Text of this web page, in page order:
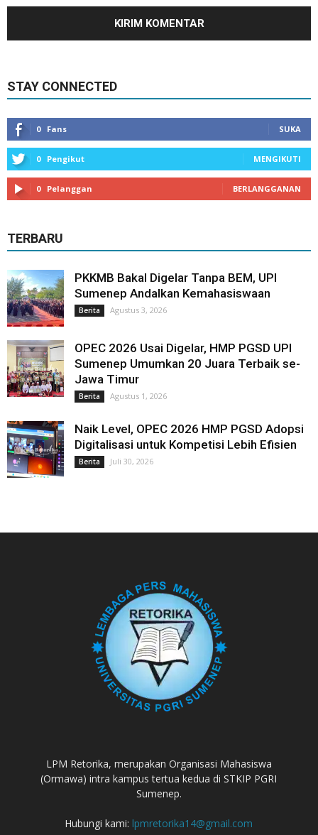
STAY CONNECTED
0 Fans SUKA
0 Pengikut MENGIKUTI
0 Pelanggan BERLANGGANAN
TERBARU
PKKMB Bakal Digelar Tanpa BEM, UPI
Sumenep Andalkan Kemahasiswaan
Berita Agustus 3, 2026
OPEC 2026 Usai Digelar, HMP PGSD UPI
Sumenep Umumkan 20 Juara Terbaik se-
Jawa Timur
Berita Agustus 1, 2026
Naik Level, OPEC 2026 HMP PGSD Adopsi
Digitalisasi untuk Kompetisi Lebih Efisien
Berita Juli 30, 2026
LPM Retorika, merupakan Organisasi Mahasiswa
(Ormawa) intra kampus tertua kedua di STKIP PGRI
Sumenep.
Hubungi kami: lpmretorika14@gmail.com